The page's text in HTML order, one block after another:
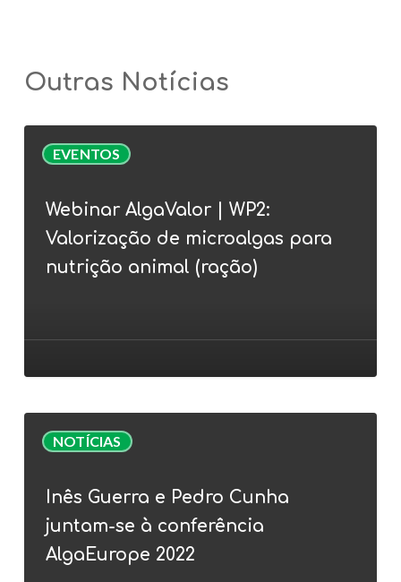
Outras Notícias
EVENTOS
AlgaValor
WP2:
Valorização
nutrição
animal
Webinar AlgaValor | WP2:
Valorização de microalgas para
nutrição animal (ração)
NOTÍCIAS
Guerra
Pedro
Cunha
juntam-
Inês Guerra e Pedro Cunha
juntam-se à conferência
AlgaEurope 2022